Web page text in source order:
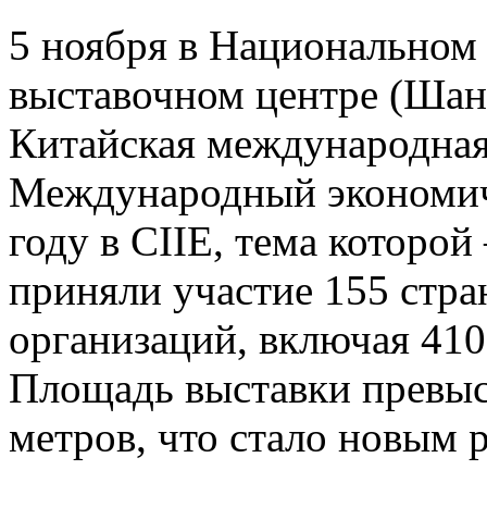
5 ноября в
выставочном центре
Китайская
Международный
году в CIIE, тема
приняли участие 155
организаций, включая
Площадь выставки
метров, что стало новым